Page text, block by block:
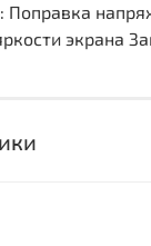
Поправка
экрана